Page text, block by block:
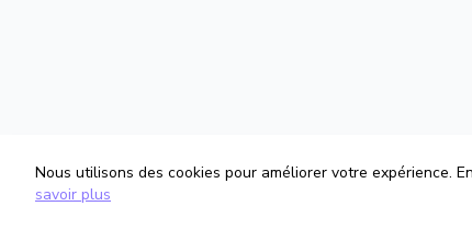
Nous utilisons des cookies pour améliorer votre expérience.
savoir plus